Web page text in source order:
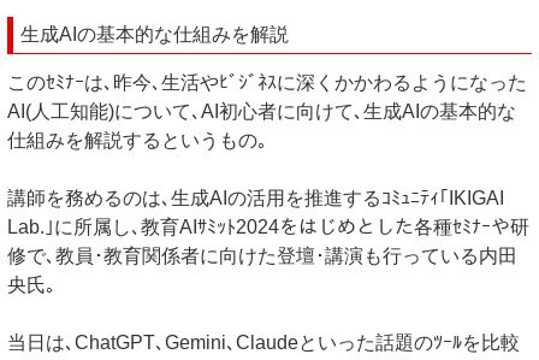
生成AIの基本的な仕組みを解説
このｾﾐﾅｰは､昨今､生活やﾋﾞｼﾞﾈｽに深くかかわるようになった
AI(人工知能)について､AI初心者に向けて､生成AIの基本的な
仕組みを解説するというもの｡
講師を務めるのは､生成AIの活用を推進するｺﾐｭﾆﾃｨ｢IKIGAI
Lab.｣に所属し､教育AIｻﾐｯﾄ2024をはじめとした各種ｾﾐﾅｰや研
修で､教員･教育関係者に向けた登壇･講演も行っている内田
央氏｡
当日は､ChatGPT､Gemini､Claudeといった話題のﾂｰﾙを比較